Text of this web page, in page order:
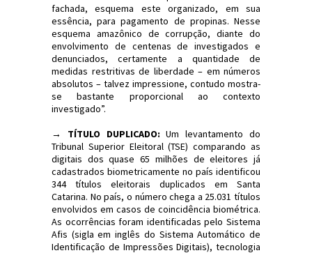
fachada, esquema este organizado, em sua
essência, para pagamento de propinas. Nesse
esquema amazônico de corrupção, diante do
envolvimento de centenas de investigados e
denunciados, certamente a quantidade de
medidas restritivas de liberdade – em números
absolutos – talvez impressione, contudo mostra-
se bastante proporcional ao contexto
investigado”.
→ TÍTULO DUPLICADO: Um levantamento do
Tribunal Superior Eleitoral (TSE) comparando as
digitais dos quase 65 milhões de eleitores já
cadastrados biometricamente no país identificou
344 títulos eleitorais duplicados em Santa
Catarina. No país, o número chega a 25.031 títulos
envolvidos em casos de coincidência biométrica.
As ocorrências foram identificadas pelo Sistema
Afis (sigla em inglês do Sistema Automático de
Identificação de Impressões Digitais), tecnologia